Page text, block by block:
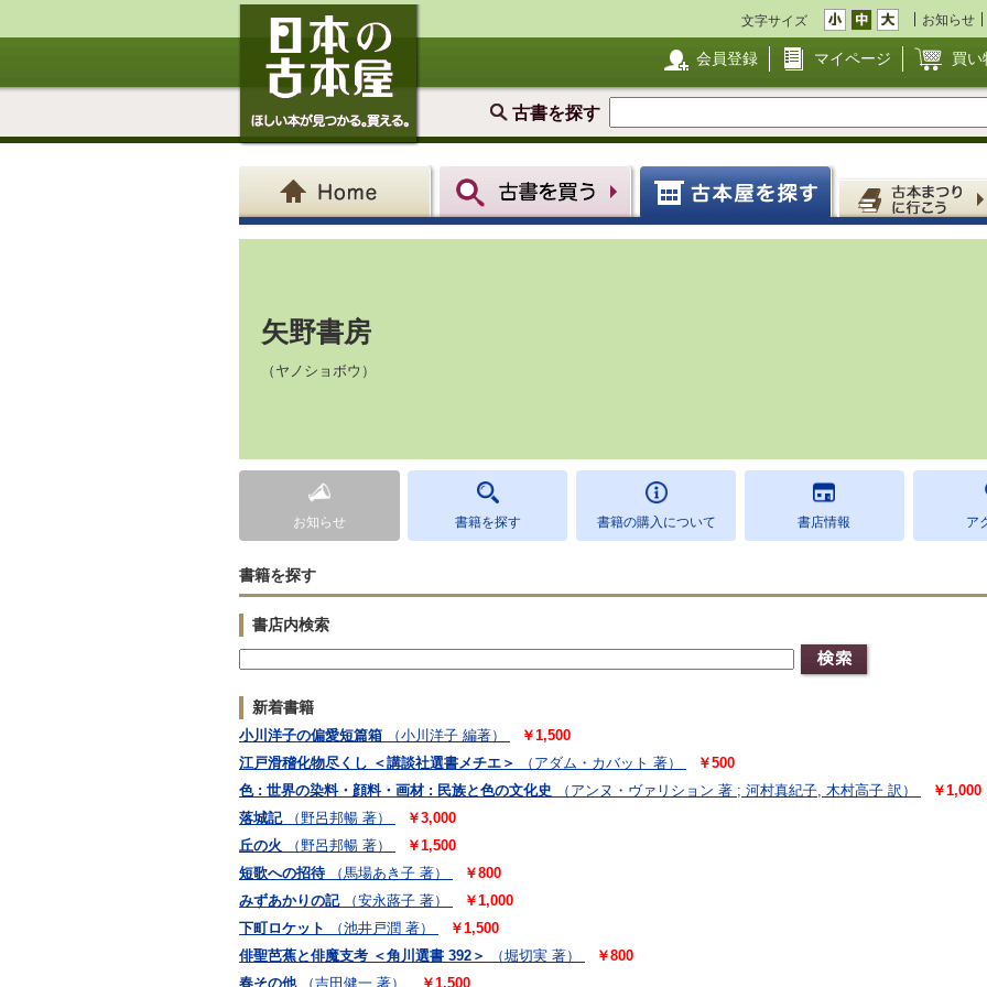
文字サイズ お知らせ
会員登録 マイページ 買い
古書を探す
矢野書房
（ヤノショボウ）
お知らせ 書籍を探す 書籍の購入について 書店情報 ア
書籍を探す
書店内検索
新着書籍
小川洋子の偏愛短篇箱 （小川洋子 編著）
￥1,500
江戸滑稽化物尽くし ＜講談社選書メチエ＞
（アダム・カバット 著）
￥500
色 : 世界の染料・顔料・画材 : 民族と色の文化史
（アンヌ・ヴァリション 著 ; 河村真紀子, 木村高子 訳）
￥1,000
落城記
（野呂邦暢 著）
￥3,000
丘の火
（野呂邦暢 著）
￥1,500
短歌への招待
（馬場あき子 著）
￥800
みずあかりの記
（安永蕗子 著）
￥1,000
下町ロケット
（池井戸潤 著）
￥1,500
俳聖芭蕉と俳魔支考 ＜角川選書 392＞
（堀切実 著）
￥800
春その他
（吉田健一 著） ￥1,500